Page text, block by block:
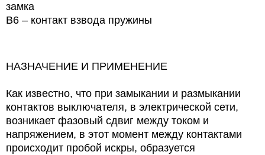
замка
B6 – контакт взвода пружины
НАЗНАЧЕНИЕ И ПРИМЕНЕНИЕ
Как известно, что при замыкании и размыкании
контактов выключателя, в электрической сети,
возникает фазовый сдвиг между током и
напряжением, в этот момент между контактами
происходит пробой искры, образуется